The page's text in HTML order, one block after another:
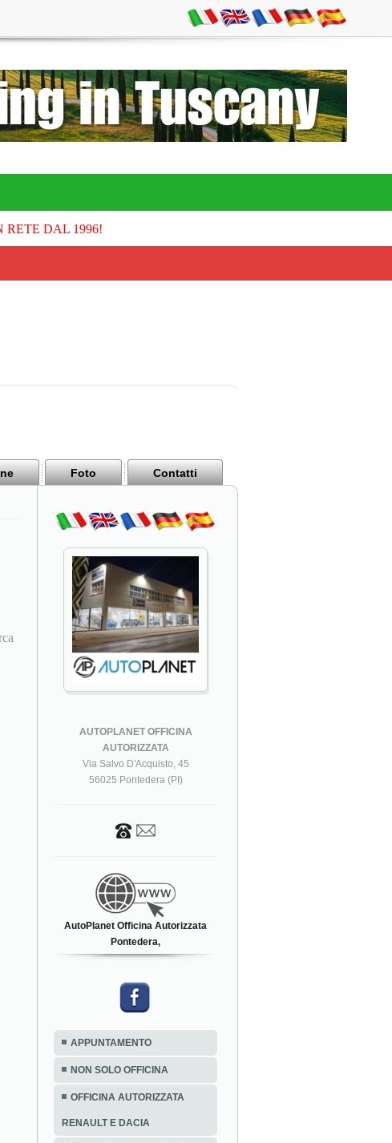
RETE DAL 1996!
Foto Contatti
AUTOPLANET OFFICINA
AUTORIZZATA
Via Salvo D'Acquisto, 45
56025 Pontedera (PI)
AutoPlanet Officina Autorizzata
Pontedera,
APPUNTAMENTO
NON SOLO OFFICINA
OFFICINA AUTORIZZATA
RENAULT E DACIA